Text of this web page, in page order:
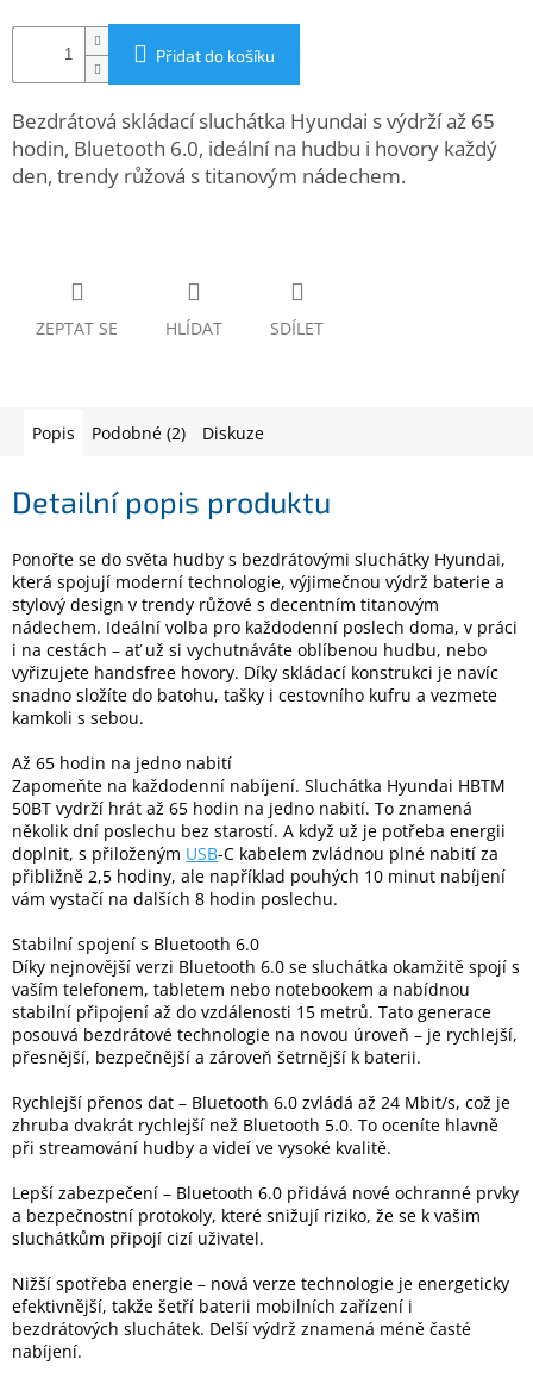
Gaming
Telefony
tablety
Dílna
spotřebiče
Počítače
a
Elektronika
Domácnost
%
Friday
VÝPRODEJ
Akční
zboží
TONERY
A
CARTRIDGE
OEM
Sestavy
počítačů
Kamerové
systémy
Doprodej
Přihlášení
Přidat do košíku
Bezdrátová skládací sluchátka Hyundai s výdrží až 65
hodin, Bluetooth 6.0, ideální na hudbu i hovory každý
den, trendy růžová s titanovým nádechem.
ZEPTAT SE HLÍDAT SDÍLET
Popis Podobné (2) Diskuze
Detailní popis produktu
Ponořte se do světa hudby s bezdrátovými sluchátky Hyundai,
která spojují moderní technologie, výjimečnou výdrž baterie a
stylový design v trendy růžové s decentním titanovým
nádechem. Ideální volba pro každodenní poslech doma, v práci
i na cestách – ať už si vychutnáváte oblíbenou hudbu, nebo
vyřizujete handsfree hovory. Díky skládací konstrukci je navíc
snadno složíte do batohu, tašky i cestovního kufru a vezmete
kamkoli s sebou.
Až 65 hodin na jedno nabití
Zapomeňte na každodenní nabíjení. Sluchátka Hyundai HBTM
50BT vydrží hrát až 65 hodin na jedno nabití. To znamená
několik dní poslechu bez starostí. A když už je potřeba energii
doplnit, s přiloženým USB-C kabelem zvládnou plné nabití za
přibližně 2,5 hodiny, ale například pouhých 10 minut nabíjení
vám vystačí na dalších 8 hodin poslechu.
Stabilní spojení s Bluetooth 6.0
Díky nejnovější verzi Bluetooth 6.0 se sluchátka okamžitě spojí s
vaším telefonem, tabletem nebo notebookem a nabídnou
stabilní připojení až do vzdálenosti 15 metrů. Tato generace
posouvá bezdrátové technologie na novou úroveň – je rychlejší,
přesnější, bezpečnější a zároveň šetrnější k baterii.
Rychlejší přenos dat – Bluetooth 6.0 zvládá až 24 Mbit/s, což je
zhruba dvakrát rychlejší než Bluetooth 5.0. To oceníte hlavně
při streamování hudby a videí ve vysoké kvalitě.
Lepší zabezpečení – Bluetooth 6.0 přidává nové ochranné prvky
a bezpečnostní protokoly, které snižují riziko, že se k vašim
sluchátkům připojí cizí uživatel.
Nižší spotřeba energie – nová verze technologie je energeticky
efektivnější, takže šetří baterii mobilních zařízení i
bezdrátových sluchátek. Delší výdrž znamená méně časté
nabíjení.